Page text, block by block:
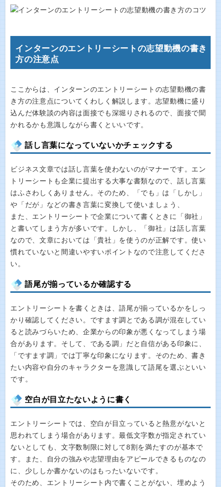
インターンのエントリーシートの志望動機の書き
方の注意点
ここからは、インターンのエントリーシートの志望動機の書
き方の注意点についてくわしく解説します。志望動機に盛り
込んだ体験談の内容は面接でも深堀りされるので、面接で聞
かれるかも意識しながら書くといいです。
話し言葉になっていないかチェックする
ビジネス文章では話し言葉を使わないのがマナーです。エン
トリーシートも企業に提出する大事な書類なので、話し言葉
はふさわしくありません。そのため、「でも」は「しかし」
や「だが」などの書き言葉に変換して使いましょう、
また、エントリーシートで企業について書くときに「御社」
と書いてしまう方が多いです。しかし、「御社」は話し言葉
なので、文章においては「貴社」を使うのが正解です。使い
慣れていないと間違いやすいポイントなので注意してくださ
い。
語尾が揃っているか確認する
エントリーシートを書くときは、語尾が揃っているかをしっ
かり確認してください。ですます調とである調が混在してい
ると読みづらいため、企業からの印象が悪くなってしまう場
合があります。そして、である調」だと自信がある印象に、
「ですます調」では丁寧な印象になります。そのため、書き
たい内容や自分のキャラクターを意識して語尾を選ぶといい
です。
空白が目立たないように書く
エントリーシートでは、空白が目立っていると熱意がないと
思われてしまう場合があります。最低文字数が指定されてい
ないとしても、文字数制限に対して8割を満たすのが基本で
す。また、自分の強みや志望理由をアピールできるものなの
に、少ししか書かないのはもったいないです。
そのため、エントリーシート内で書くことがない、埋めよう